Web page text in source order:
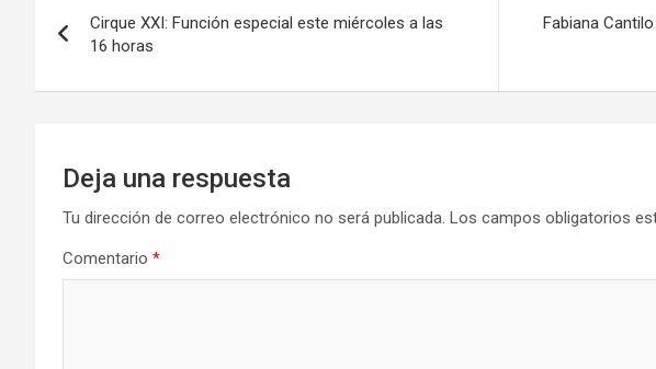
o
k
o
n
tir
de
entradas
Cirque XXI: Función especial este miércoles a las
16 horas
Fabiana
Deja una respuesta
Tu dirección de correo electrónico no será publicada. Los campos obligatorios
Comentario *